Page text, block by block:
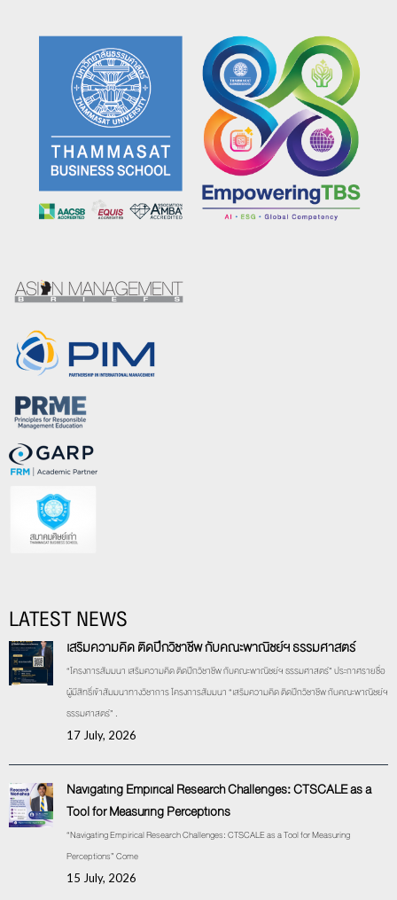
LATEST NEWS
เสริมความคิด ติดปีกวิชาชีพ กับคณะพาณิชย์ฯ ธรรมศาสตร์
“โครงการสัมมนา เสริมความคิด ติดปีกวิชาชีพ กับคณะพาณิชย์ฯ ธรรมศาสตร์” ประกาศรายชื่อ
ผู้มีสิทธิ์เข้าสัมมนาทางวิชาการ โครงการสัมมนา “เสริมความคิด ติดปีกวิชาชีพ กับคณะพาณิชย์ฯ
ธรรมศาสตร์” .
17 July, 2026
Navigating Empirical Research Challenges: CTSCALE as a
Tool for Measuring Perceptions
“Navigating Empirical Research Challenges: CTSCALE as a Tool for Measuring
Perceptions” Come
15 July, 2026